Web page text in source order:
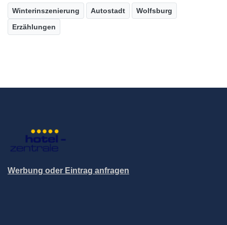
Winterinszenierung Autostadt
Wolfsburg
Erzählungen
Werbung oder Eintrag anfragen